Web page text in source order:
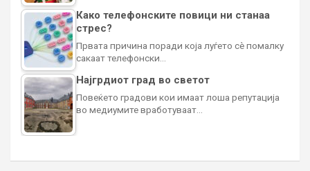
Како телефонските повици ни станаа
стрес?
Првата причина поради која луѓето сè помалку
сакаат телефонски…
Најгрдиот град во светот
Повеќето градови кои имаат лоша репутација
во медиумите вработуваат…